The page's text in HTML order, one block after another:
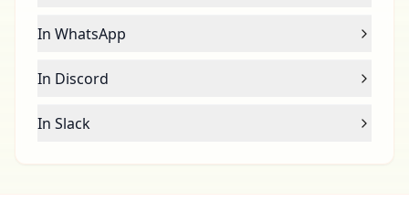
In WhatsApp
In Discord
In Slack